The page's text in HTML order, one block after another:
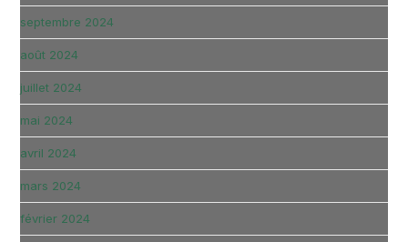
septembre 2024
août 2024
juillet 2024
mai 2024
avril 2024
mars 2024
février 2024